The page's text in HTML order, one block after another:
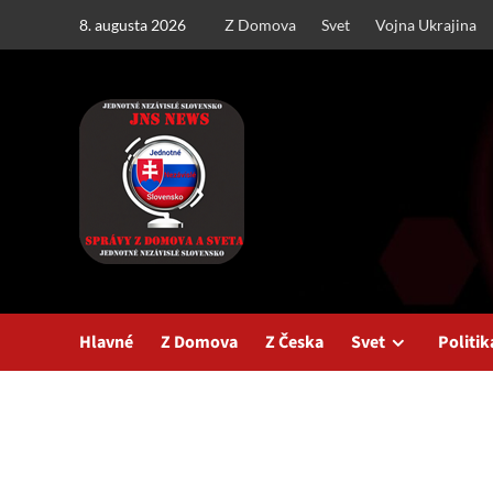
8. augusta 2026 Z Domova Svet Vojna Ukrajina
Hlavné Z Domova Z Česka Svet